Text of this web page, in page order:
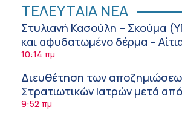
ΤΕΛΕΥΤΑΙΑ ΝΕΑ
Στυλιανή Κασούλη – Σκούμα
και αφυδατωμένο δέρμα –
αντιμετώπιση
10:14 πμ
Διευθέτηση των
Στρατιωτικών Ιατρών μετά
ΙΣΑ
9:52 πμ